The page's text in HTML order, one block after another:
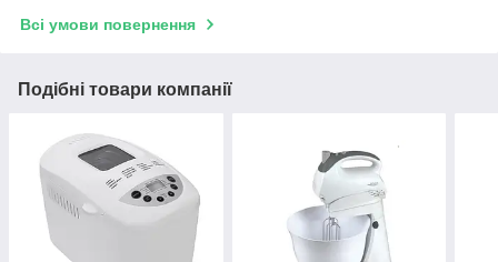
Всі умови повернення
Подібні товари компанії